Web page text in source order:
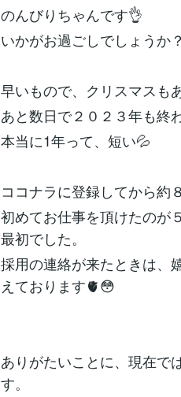
のんびりちゃんです👌
いかがお過ごしでしょうか？
早いもので、クリスマスも
あと数日で２０２３年も終
本当に1年って、短い💦
ココナラに登録してから約
初めてお仕事を頂けたのが
最初でした。
採用の連絡が来たときは、
えております🫀😳
ありがたいことに、現在で
す。